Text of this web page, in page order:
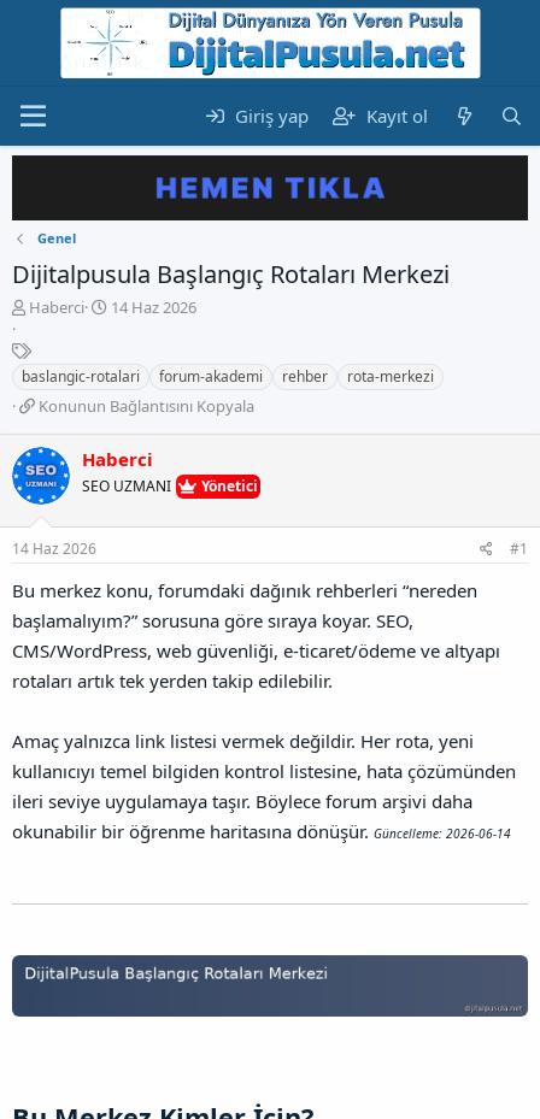
Giriş yap Kayıt ol
Genel
Dijitalpusula Başlangıç Rotaları Merkezi
K
n
b
u
y
u
b
a
ş
l
a
a
Haberci
B
l
a
n
g
ı
ç
a
h
14 Haz 2026
E
t
i
e
t
l
e
baslangic-rotalari forum-akademi rehber rota-merkezi
K
n
u
n
u
B
ğ
l
a
t
ı
n
ı
o
a
Konunun Bağlantısını Kopyala
Haberci
SEO UZMANI Yönetici
14 Haz 2026 #1
Bu merkez konu, forumdaki dağınık rehberleri “nereden
başlamalıyım?” sorusuna göre sıraya koyar. SEO,
CMS/WordPress, web güvenliği, e-ticaret/ödeme ve altyapı
rotaları artık tek yerden takip edilebilir.
Amaç yalnızca link listesi vermek değildir. Her rota, yeni
kullanıcıyı temel bilgiden kontrol listesine, hata çözümünden
ileri seviye uygulamaya taşır. Böylece forum arşivi daha
okunabilir bir öğrenme haritasına dönüşür. Güncelleme: 2026-06-14